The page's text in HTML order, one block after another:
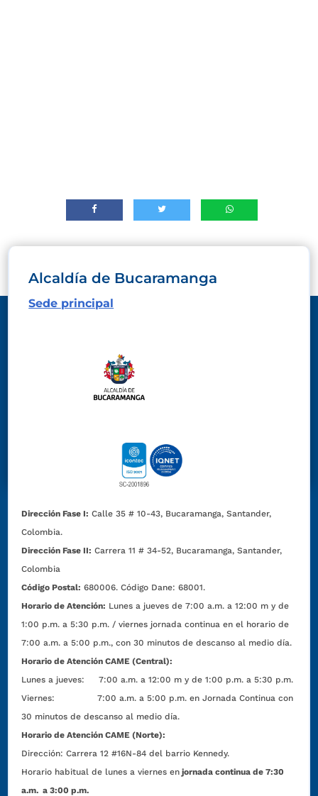
Alcaldía de Bucaramanga
Sede principal
Dirección Fase I: Calle 35 # 10-43, Bucaramanga, Santander,
Colombia.
Dirección Fase II: Carrera 11 # 34-52, Bucaramanga, Santander,
Colombia
Código Postal: 680006. Código Dane: 68001.
Horario de Atención: Lunes a jueves de 7:00 a.m. a 12:00 m y de
1:00 p.m. a 5:30 p.m. / viernes jornada continua en el horario de
7:00 a.m. a 5:00 p.m., con 30 minutos de descanso al medio día.
Horario de Atención CAME (Central):
Lunes a jueves: 7:00 a.m. a 12:00 m y de 1:00 p.m. a 5:30 p.m.
Viernes: 7:00 a.m. a 5:00 p.m. en Jornada Continua con
30 minutos de descanso al medio día.
Horario de Atención CAME (Norte):
Dirección:Carrera 12 #16N-84 del barrio Kennedy.
Horario habitual de lunes a viernes en jornada continua de 7:30
a.m. a 3:00 p.m.